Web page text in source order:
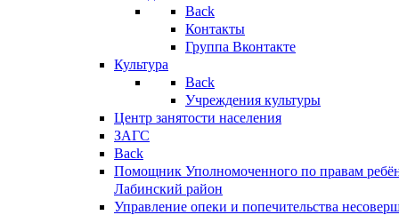
Back
Контакты
Группа Вконтакте
Культура
Back
Учреждения культуры
Центр занятости населения
ЗАГС
Back
Помощник Уполномоченного по правам
Лабинский район
Управление опеки и попечительства